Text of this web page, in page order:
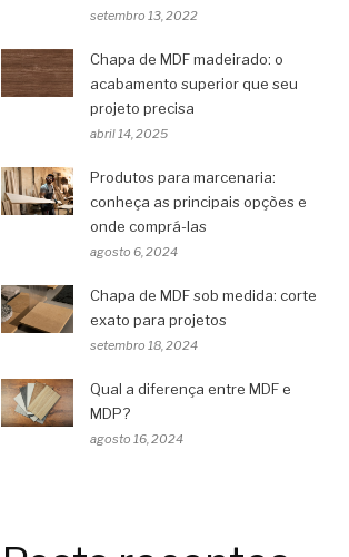
setembro 13, 2022
Chapa de MDF madeirado: o
acabamento superior que seu
projeto precisa
abril 14, 2025
Produtos para marcenaria:
conheça as principais opções e
onde comprá-las
agosto 6, 2024
Chapa de MDF sob medida: corte
exato para projetos
setembro 18, 2024
Qual a diferença entre MDF e
MDP?
agosto 16, 2024